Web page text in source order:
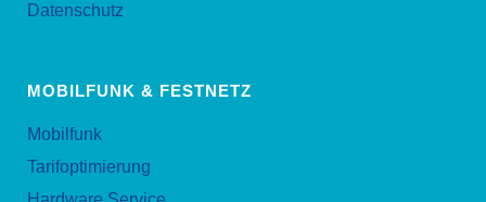
Datenschutz
MOBILFUNK & FESTNETZ
Mobilfunk
Tarifoptimierung